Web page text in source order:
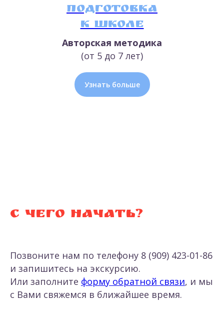
Подготовка
к школе
Авторская методика
(от 5 до 7 лет)
Узнать больше
С чего начать?
Позвоните нам по телефону 8 (909) 423-01-86
и запишитесь на экскурсию.
Или заполните форму обратной связи, и мы
с Вами свяжемся в ближайшее время.